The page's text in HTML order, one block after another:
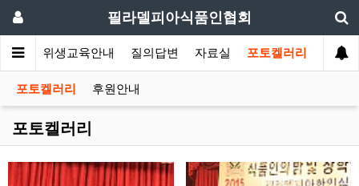
필라델피아식품인협회
식 위생교육안내 질의답변 자료실 포토켈러리
포토켈러리 후원안내
포토켈러리